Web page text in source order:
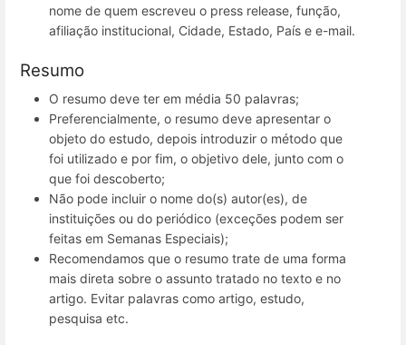
nome de quem escreveu o press release, função,
afiliação institucional, Cidade, Estado, País e e-mail.
Resumo
O resumo deve ter em média 50 palavras;
Preferencialmente, o resumo deve apresentar o
objeto do estudo, depois introduzir o método que
foi utilizado e por fim, o objetivo dele, junto com o
que foi descoberto;
Não pode incluir o nome do(s) autor(es), de
instituições ou do periódico (exceções podem ser
feitas em Semanas Especiais);
Recomendamos que o resumo trate de uma forma
mais direta sobre o assunto tratado no texto e no
artigo. Evitar palavras como artigo, estudo,
pesquisa etc.